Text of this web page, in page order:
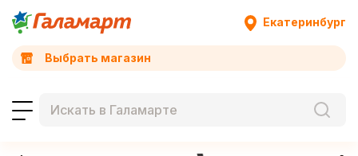
Екатеринбург
Выбрать магазин